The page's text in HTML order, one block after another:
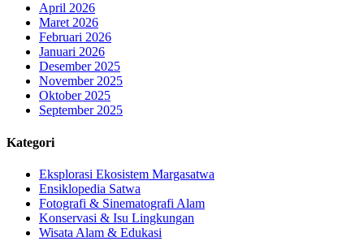
April 2026
Maret 2026
Februari 2026
Januari 2026
Desember 2025
November 2025
Oktober 2025
September 2025
Kategori
Eksplorasi Ekosistem Margasatwa
Ensiklopedia Satwa
Fotografi & Sinematografi Alam
Konservasi & Isu Lingkungan
Wisata Alam & Edukasi